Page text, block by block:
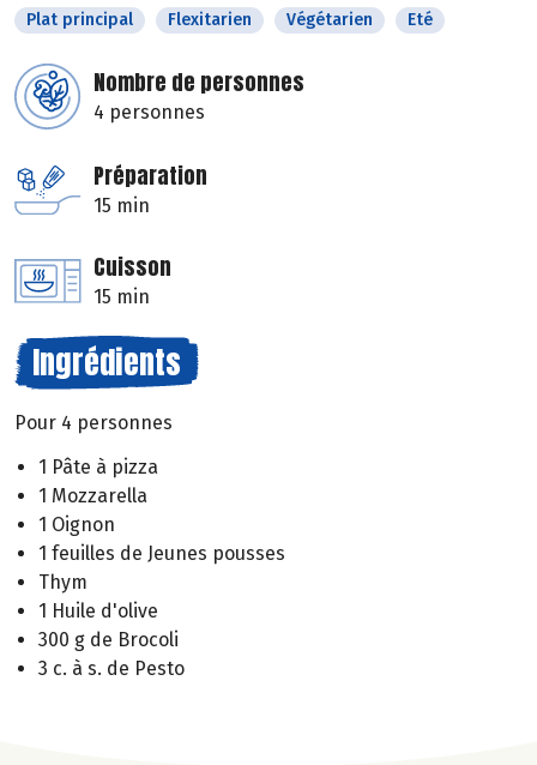
Plat principal Flexitarien Végétarien Eté
Nombre de personnes
4 personnes
Préparation
15 min
Cuisson
15 min
Ingrédients
Pour 4 personnes
1 Pâte à pizza
1 Mozzarella
1 Oignon
1 feuilles de Jeunes pousses
Thym
1 Huile d'olive
300 g de Brocoli
3 c. à s. de Pesto